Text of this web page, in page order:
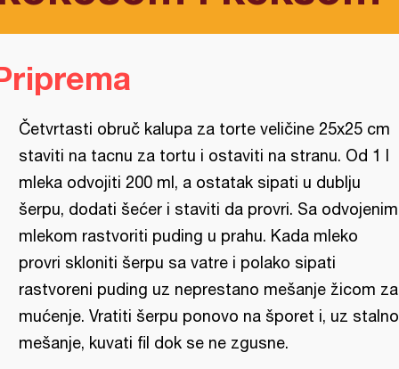
Četvrtasti obruč kalupa za torte veličine 25x25 cm
staviti na tacnu za tortu i ostaviti na stranu. Od 1 l
mleka odvojiti 200 ml, a ostatak sipati u dublju
šerpu, dodati šećer i staviti da provri. Sa odvojenim
mlekom rastvoriti puding u prahu. Kada mleko
provri skloniti šerpu sa vatre i polako sipati
rastvoreni puding uz neprestano mešanje žicom za
mućenje. Vratiti šerpu ponovo na šporet i, uz stalno
mešanje, kuvati fil dok se ne zgusne.